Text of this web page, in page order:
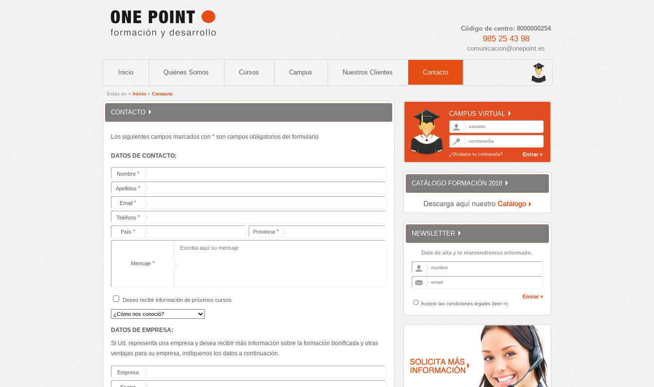
Código de centro: 8000000254
985 25 43 98
comunicacion@onepoint.es
Inicio Quiénes Somos Cursos Campus Nuestros Clientes Contacto
Estás en » Inicio » Contacto
CONTACTO
Los siguientes campos marcados con * son campos obligatorios del formulario
DATOS DE CONTACTO:
Nombre *
Apellidos *
Email *
Teléfono *
País * Provincia *
Mensaje *
Deseo recibir información de próximos cursos
DATOS DE EMPRESA:
Si Ud. representa una empresa y desea recibir más información sobre la formación bonificada y otras
ventajas para su empresa, indíquenos los datos a continuación.
Empresa
CAMPUS VIRTUAL
¿Olvidaste tu contraseña? Entrar »
CATÁLOGO FORMACIÓN 2018
NEWSLETTER
Date de alta y te mantendremos informado.
Enviar »
Acepto las condiciones legales (leer »)